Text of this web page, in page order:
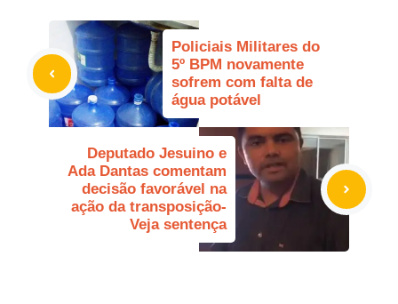
Policiais Militares do
5º BPM novamente
sofrem com falta de
água potável
Deputado Jesuino e
Ada Dantas comentam
decisão favorável na
ação da transposição-
Veja sentença